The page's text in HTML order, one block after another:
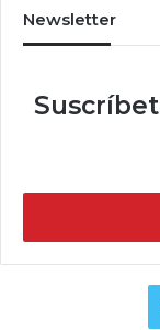
Newsletter